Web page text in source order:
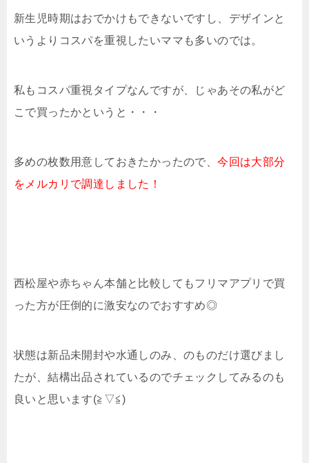
新生児時期はおでかけもできないですし、デザインと
いうよりコスパを重視したいママも多いのでは。
私もコスパ重視タイプなんですが、じゃあその私がど
こで買ったかというと・・・
多めの枚数用意しておきたかったので、今回は大部分
をメルカリで調達しました！
西松屋や赤ちゃん本舗と比較してもフリマアプリで買
った方が圧倒的に激安なのでおすすめ◎
状態は新品未開封や水通しのみ、のものだけ選びまし
たが、結構出品されているのでチェックしてみるのも
良いと思います(≧▽≦)